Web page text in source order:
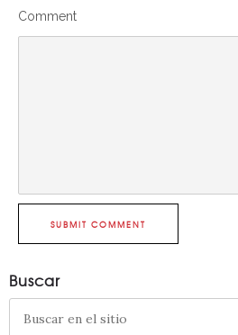
Comment
SUBMIT COMMENT
Buscar